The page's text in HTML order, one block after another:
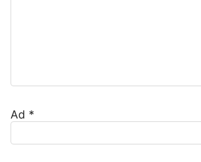
Ad *